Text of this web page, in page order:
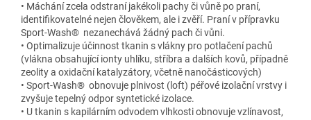
• Máchání zcela odstraní jakékoli pachy či vůně po praní,
identifikovatelné nejen člověkem, ale i zvěří. Praní v přípravku
Sport-Wash® nezanechává žádný pach či vůni.
• Optimalizuje účinnost tkanin s vlákny pro potlačení pachů
(vlákna obsahující ionty uhlíku, stříbra a dalších kovů, případně
zeolity a oxidační katalyzátory, včetně nanočásticových)
• Sport-Wash® obnovuje plnivost (loft) péřové izolační vrstvy i
zvyšuje tepelný odpor syntetické izolace.
• U tkanin s kapilárním odvodem vlhkosti obnovuje vzlínavost,